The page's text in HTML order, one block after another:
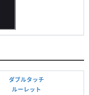
ダブルタッチ
ルーレット